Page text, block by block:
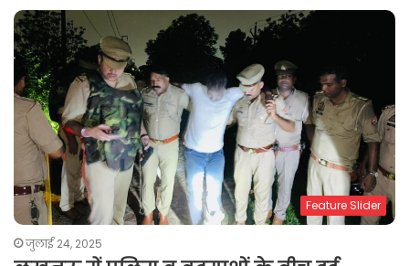
Feature Slider
जुलाई 24, 2025